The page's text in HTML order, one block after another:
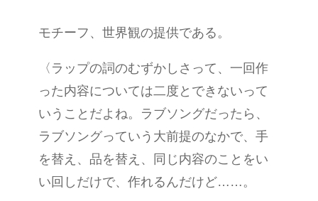
モチーフ、世界観の提供である。
〈ラップの詞のむずかしさって、一回作
った内容については二度とできないって
いうことだよね。ラブソングだったら、
ラブソングっていう大前提のなかで、手
を替え、品を替え、同じ内容のことをい
い回しだけで、作れるんだけど……。